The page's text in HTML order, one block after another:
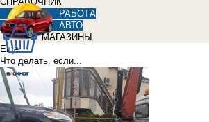
РАБОТА
АВТО
МАГАЗИНЫ
Еще
Что делать, если...